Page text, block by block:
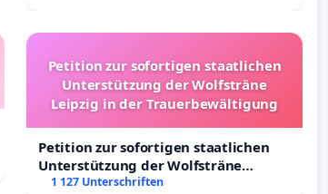
Petition zur sofortigen staatlichen
Unterstützung der Wolfsträne
Leipzig in der Trauerbewältigung
Petition zur sofortigen staatlichen
Unterstützung der Wolfsträne
Leipzig in der Trauerbewältigung
1 127 Unterschriften